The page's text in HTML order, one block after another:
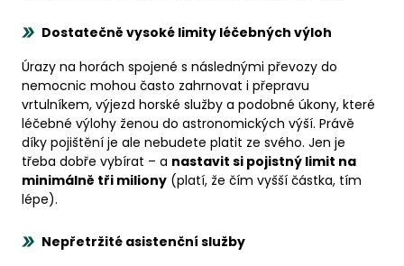
Dostatečně vysoké limity léčebných výloh
Úrazy na horách spojené s následnými převozy do
nemocnic mohou často zahrnovat i přepravu
vrtulníkem, výjezd horské služby a podobné úkony, které
léčebné výlohy ženou do astronomických výší. Právě
díky pojištění je ale nebudete platit ze svého. Jen je
třeba dobře vybírat – a nastavit si pojistný limit na
minimálně tři miliony (platí, že čím vyšší částka, tím
lépe).
Nepřetržité asistenční služby